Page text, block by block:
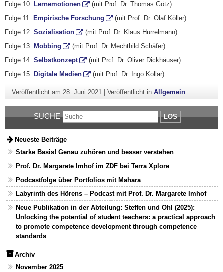
Folge 10: Lernemotionen
(mit Prof. Dr. Thomas Götz)
Folge 11: Empirische Forschung
(mit Prof. Dr. Olaf Köller)
Folge 12: Sozialisation
(mit Prof. Dr. Klaus Hurrelmann)
Folge 13: Mobbing
(mit Prof. Dr. Mechthild Schäfer)
Folge 14: Selbstkonzept
(mit Prof. Dr. Oliver Dickhäuser)
Folge 15: Digitale Medien (mit Prof. Dr. Ingo Kollar)
Veröffentlicht am 28. Juni 2021 Veröffentlicht in Allgemein
SUCHE LOS
Neueste Beiträge
Starke Basis! Genau zuhören und besser verstehen
Prof. Dr. Margarete Imhof im ZDF bei Terra Xplore
Podcastfolge über Portfolios mit Mahara
Labyrinth des Hörens – Podcast mit Prof. Dr. Margarete Imhof
Neue Publikation in der Abteilung: Steffen und Ohl (2025):
Unlocking the potential of student teachers: a practical approach
to promote competence development through competence
standards
Archiv
November 2025